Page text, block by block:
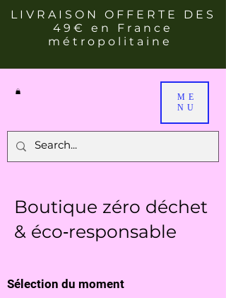
LIVRAISON OFFERTE DES
49€ en France
métropolitaine
ME
NU
Sélection du moment
Boutique zéro déchet
& éco‑responsable